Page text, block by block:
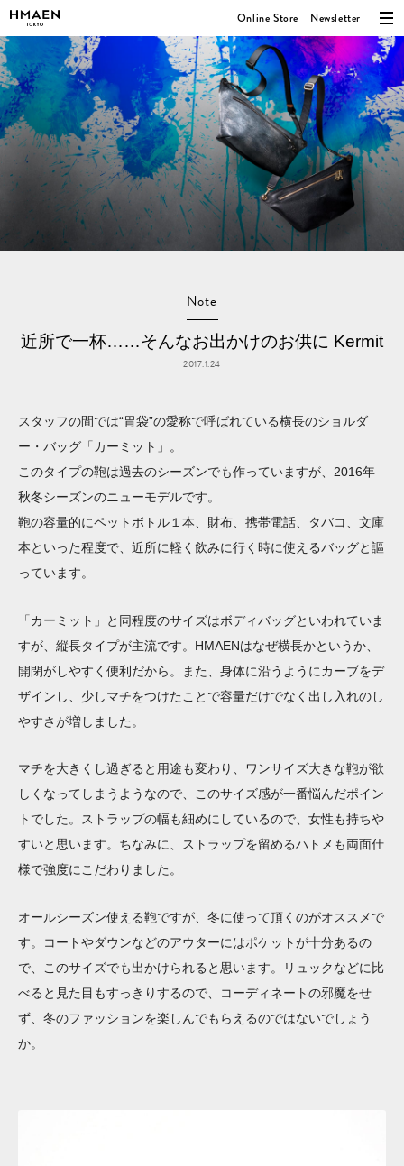
Online Store Newsletter
Note
近所で一杯……そんなお出かけのお供に Kermit
2017.1.24
スタッフの間では“胃袋”の愛称で呼ばれている横長のショルダ
ー・バッグ「カーミット」。
このタイプの鞄は過去のシーズンでも作っていますが、2016年
秋冬シーズンのニューモデルです。
鞄の容量的にペットボトル１本、財布、携帯電話、タバコ、文庫
本といった程度で、近所に軽く飲みに行く時に使えるバッグと謳
っています。
「カーミット」と同程度のサイズはボディバッグといわれていま
すが、縦長タイプが主流です。HMAENはなぜ横長かというか、
開閉がしやすく便利だから。また、身体に沿うようにカーブをデ
ザインし、少しマチをつけたことで容量だけでなく出し入れのし
やすさが増しました。
マチを大きくし過ぎると用途も変わり、ワンサイズ大きな鞄が欲
しくなってしまうようなので、このサイズ感が一番悩んだポイン
トでした。ストラップの幅も細めにしているので、女性も持ちや
すいと思います。ちなみに、ストラップを留めるハトメも両面仕
様で強度にこだわりました。
オールシーズン使える鞄ですが、冬に使って頂くのがオススメで
す。コートやダウンなどのアウターにはポケットが十分あるの
で、このサイズでも出かけられると思います。リュックなどに比
べると見た目もすっきりするので、コーディネートの邪魔をせ
ず、冬のファッションを楽しんでもらえるのではないでしょう
か。